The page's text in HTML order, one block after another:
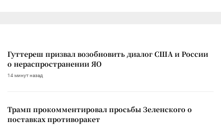
Гуттереш призвал возобновить диалог США и России
о нераспространении ЯО
14 минут назад
Трамп прокомментировал просьбы Зеленского о
поставках противоракет